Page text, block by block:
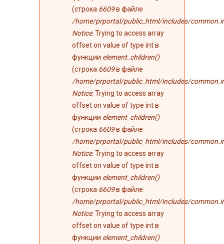
(строка 6609в файле
/home/prportal/public_html/includes/
Notice: Trying to access array
offset on value of type int в
функции element_children()
(строка 6609в файле
/home/prportal/public_html/includes/
Notice: Trying to access array
offset on value of type int в
функции element_children()
(строка 6609в файле
/home/prportal/public_html/includes/
Notice: Trying to access array
offset on value of type int в
функции element_children()
(строка 6609в файле
/home/prportal/public_html/includes/
Notice: Trying to access array
offset on value of type int в
функции element_children()